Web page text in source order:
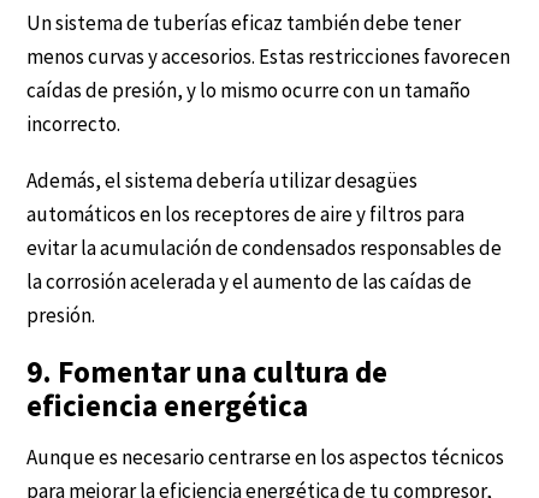
Un sistema de tuberías eficaz también debe tener
menos curvas y accesorios. Estas restricciones favorecen
caídas de presión, y lo mismo ocurre con un tamaño
incorrecto.
Además, el sistema debería utilizar desagües
automáticos en los receptores de aire y filtros para
evitar la acumulación de condensados responsables de
la corrosión acelerada y el aumento de las caídas de
presión.
9. Fomentar una cultura de
eficiencia energética
Aunque es necesario centrarse en los aspectos técnicos
para mejorar la eficiencia energética de tu compresor,